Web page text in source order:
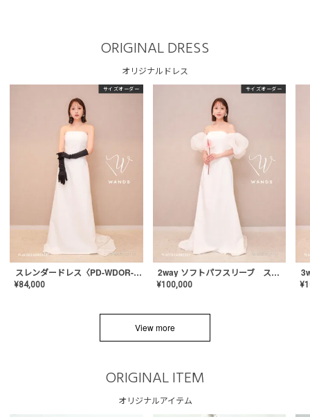
ORIGINAL DRESS
オリジナルドレス
サイズオーダー
スレンダードレス〈PD-WDOR-2110〉
¥84,000
サイズオーダー
2way ソフトパフスリーブ スレンダードレス〈PD-WDOR-2112〉
¥100,000 ¥
View more
ORIGINAL ITEM
オリジナルアイテム